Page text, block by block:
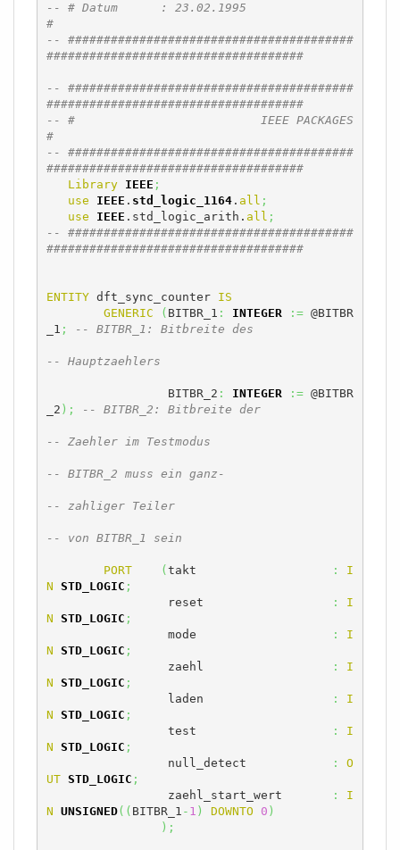
-- # Datum      : 23.02.1995
#
-- ########################################
####################################
-- ########################################
####################################
-- #                          IEEE PACKAGES
#
-- ########################################
####################################
Library
IEEE ;
use
IEEE . std_logic_1164. all ;
use
IEEE .std_logic_arith. all ;
-- ########################################
####################################
ENTITY dft_sync_counter IS
GENERIC
( BITBR_1 : INTEGER := @BITBR
_1 ; -- BITBR_1: Bitbreite des
-- Hauptzaehlers
		 BITBR_2
: INTEGER := @BITBR
_2 ) ; -- BITBR_2: Bitbreite der
-- Zaehler im Testmodus
-- BITBR_2 muss ein ganz-
-- zahliger Teiler
-- von BITBR_1 sein
PORT ( :
I
N STD_LOGIC ;
:
I
N STD_LOGIC ;
:
I
N STD_LOGIC ;
:
I
N STD_LOGIC ;
:
I
N STD_LOGIC ;
:
I
N STD_LOGIC ;
:
O
UT STD_LOGIC ;
:
I
N UNSIGNED( ( BITBR_1 - 1 ) DOWNTO 0 )
) ;